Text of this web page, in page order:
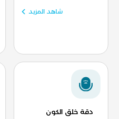
شاهد المزيد
دقة خلق الكون